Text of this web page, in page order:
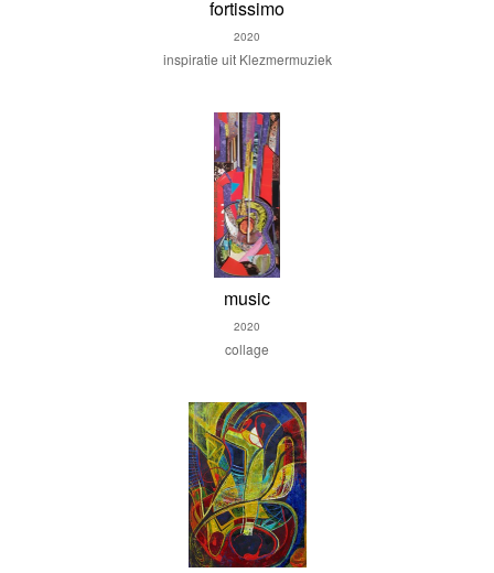
fortissimo
2020
inspiratie uit Klezmermuziek
music
2020
collage